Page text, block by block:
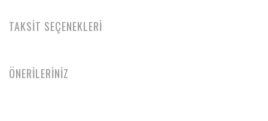
TAKSİT SEÇENEKLERİ
ÖNERİLERİNİZ